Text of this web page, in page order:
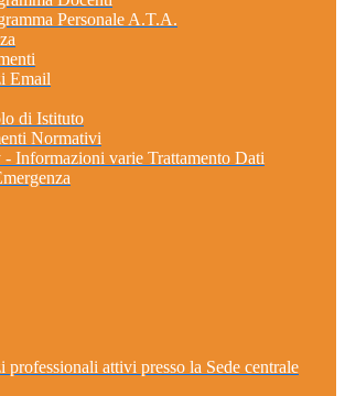
Personale A.T.A.
Email
di Istituto
Normativi
- Informazioni varie Trattamento Dati
professionali attivi presso la Sede centrale